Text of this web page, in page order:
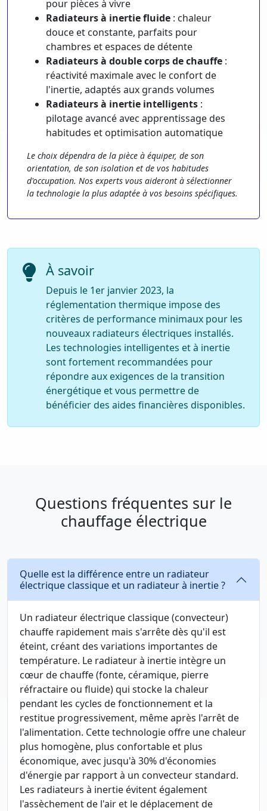
pour pièces à vivre
Radiateurs à inertie fluide : chaleur
douce et constante, parfaits pour
chambres et espaces de détente
Radiateurs à double corps de chauffe :
réactivité maximale avec le confort de
l'inertie, adaptés aux grands volumes
Radiateurs à inertie intelligents :
pilotage avancé avec apprentissage des
habitudes et optimisation automatique
Le choix dépendra de la pièce à équiper, de son
orientation, de son isolation et de vos habitudes
d'occupation. Nos experts vous aideront à sélectionner
la technologie la plus adaptée à vos besoins spécifiques.
À savoir
Depuis le 1er janvier 2023, la
réglementation thermique impose des
critères de performance minimaux pour les
nouveaux radiateurs électriques installés.
Les technologies intelligentes et à inertie
sont fortement recommandées pour
répondre aux exigences de la transition
énergétique et vous permettre de
bénéficier des aides financières disponibles.
Questions fréquentes sur le
chauffage électrique
Quelle est la différence entre un radiateur
électrique classique et un radiateur à inertie ?
Un radiateur électrique classique (convecteur)
chauffe rapidement mais s'arrête dès qu'il est
éteint, créant des variations importantes de
température. Le radiateur à inertie intègre un
cœur de chauffe (fonte, céramique, pierre
réfractaire ou fluide) qui stocke la chaleur
pendant les cycles de fonctionnement et la
restitue progressivement, même après l'arrêt de
l'alimentation. Cette technologie offre une chaleur
plus homogène, plus confortable et plus
économique, avec jusqu'à 30% d'économies
d'énergie par rapport à un convecteur standard.
Les radiateurs à inertie évitent également
l'assèchement de l'air et le déplacement de